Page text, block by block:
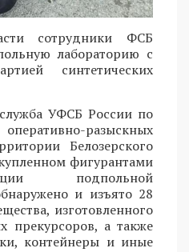
сотрудники ФСБ
лабораторию с
синтетических
УФСБ России по
разыскных
Белозерского
фигурантами
подпольной
и изъято 28
изготовленного
прекурсоров, а также
контейнеры и иные